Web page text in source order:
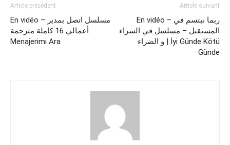
Article précédent
En vidéo – مسلسل اتصل بمدير
أعمالي 16 كاملة مترجمة
Menajerimi Ara‎
Article suivant
En vidéo – ربما نبتسم في
المستقبل – مسلسل في السراء
و الضراء | İyi Günde Kötü
Günde